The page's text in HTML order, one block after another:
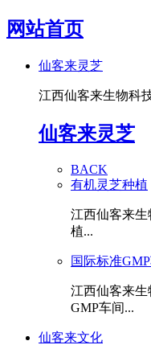
网站首页
仙客来灵芝
江西仙客来生物科
仙客来灵芝
BACK
有机灵芝种植
江西仙客来
植...
国际标准
江西仙客来
GMP车间...
仙客来文化